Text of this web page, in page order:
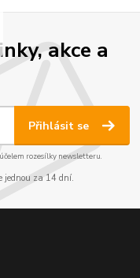
akce a
Přihlásit se
rozesílky newsletteru.
jednou za 14 dní.